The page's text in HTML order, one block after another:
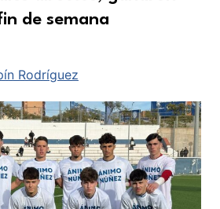
de semana
Rodríguez